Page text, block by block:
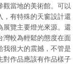
觀當地的美術館。可以
有特殊的天窗設計還
覽主要燈光來源。還
灣較為輕鬆的態度在面
很大的震撼，不管是
對作品應該有作品樣子